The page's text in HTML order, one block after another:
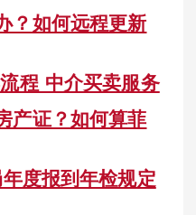
？如何远程更新
程 中介买卖服务
产证？如何算菲
度报到年检规定